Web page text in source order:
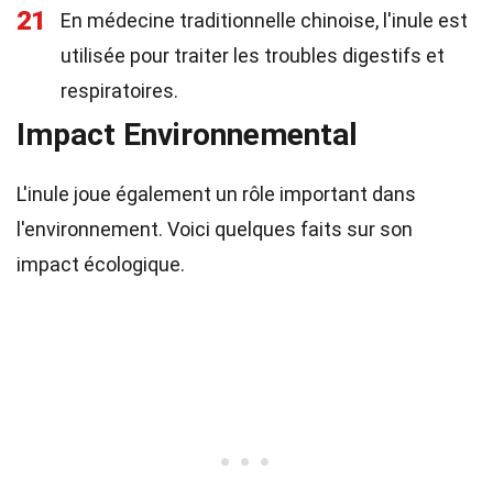
21
En médecine traditionnelle chinoise, l'inule est
utilisée pour traiter les troubles digestifs et
respiratoires.
Impact Environnemental
L'inule joue également un rôle important dans
l'environnement. Voici quelques faits sur son
impact écologique.